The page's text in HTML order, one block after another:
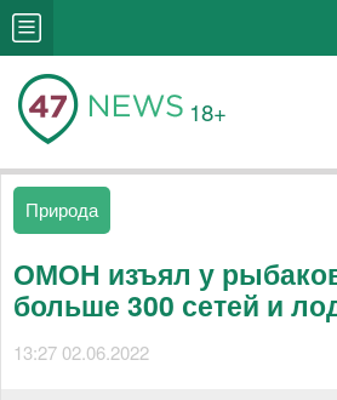
18+
Природа
ОМОН изъял у
больше 300 сетей и
13:27 02.06.2022